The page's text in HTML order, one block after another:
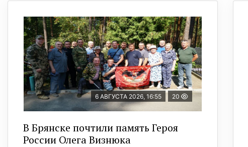
6 АВГУСТА 2026, 16:55 20
В Брянске почтили память Героя
России Олега Визнюка